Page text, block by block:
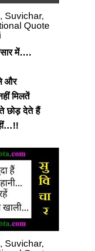
Suvichar,
Quote
में….
और
मिलतें
छोड़ देते हैं
Suvichar,